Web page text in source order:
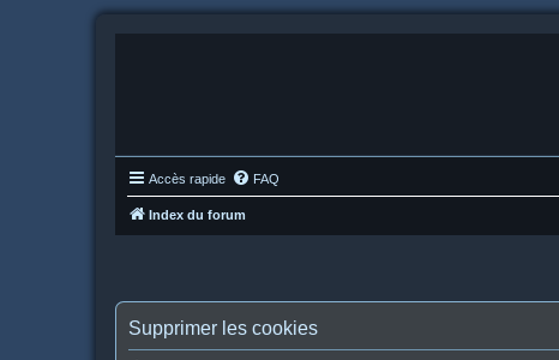
Accès rapide FAQ
Index du forum
Supprimer les cookies